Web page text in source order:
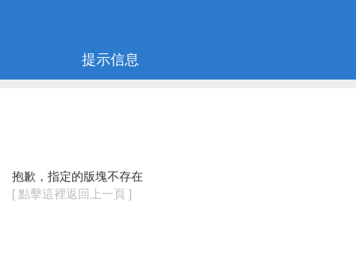
提示信息
抱歉，指定的版塊不存在
[ 點擊這裡返回上一頁 ]